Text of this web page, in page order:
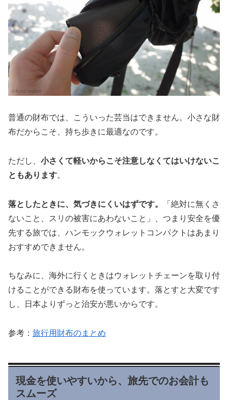
普通の財布では、こういった芸当はできません。小さな財
布だからこそ、持ち歩きに最適なのです。
ただし、 小さくて軽いからこそ注意しなくてはいけないこ
ともあります。
落としたときに、気づきにくいはずです。
「絶対に無くさ
ないこと、スリの被害にあわないこと」、つまり安全を優
先する旅では、ハンモックウォレットコンパクトはあまり
おすすめできません。
ちなみに、海外に行くときはウォレットチェーンを取り付
けることができる財布を使っています。落とすと大変です
し、日本よりずっと治安が悪いからです。
参考： 旅行用財布のまとめ
現金を使いやすいから、旅先でのお会計も
スムーズ